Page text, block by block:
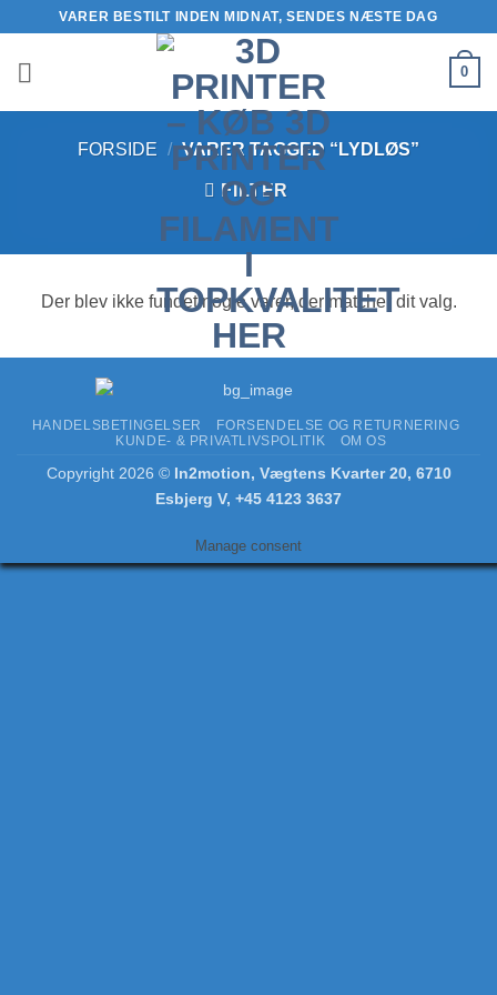
indhold
VARER BESTILT INDEN MIDNAT, SENDES NÆSTE DAG
0
FORSIDE / VARER TAGGED “LYDLØS”
FILTER
Der blev ikke fundet nogle varer, der matcher dit valg.
HANDELSBETINGELSER
FORSENDELSE OG RETURNERING
KUNDE- & PRIVATLIVSPOLITIK
OM OS
Copyright 2026 © In2motion, Vægtens Kvarter 20, 6710
Esbjerg V, +45 4123 3637
Manage consent